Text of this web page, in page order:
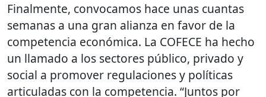
Finalmente, convocamos hace unas cuantas
semanas a una gran alianza en favor de la
competencia económica. La COFECE ha hecho
un llamado a los sectores público, privado y
social a promover regulaciones y políticas
articuladas con la competencia. “Juntos por